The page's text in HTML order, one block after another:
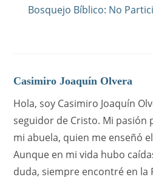
Bosquejo Bíblico: No
Casimiro Joaquín Olvera
Hola, soy Casimiro Joaquín
seguidor de Cristo. Mi pasión
mi abuela, quien me enseñó
Aunque en mi vida hubo
duda, siempre encontré en la